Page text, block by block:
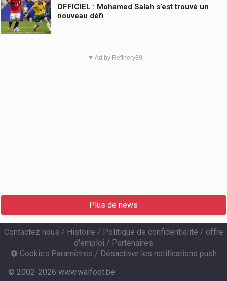
OFFICIEL : Mohamed Salah s’est trouvé un
nouveau défi
▼ Ad by Refinery89
Plus de news
Contactez nous / Histoire / Politique de confidentialité / offre
d'emploi / Partenaires
Cookies Paramètres / Désactiver les notifications push
© 2002-2026 www.walfoot.be